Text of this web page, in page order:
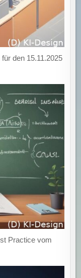
den 15.11.2025
Practice vom